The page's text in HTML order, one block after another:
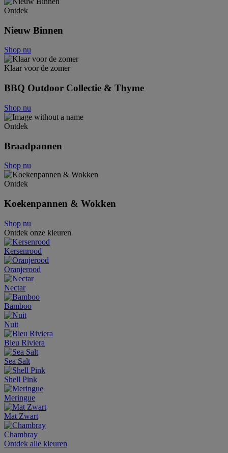
Ontdek
Nieuw Binnen
Shop nu
Klaar voor de zomer
BBQ Outdoor Collectie & Thyme
Shop nu
Ontdek
Braadpannen
Shop nu
Ontdek
Koekenpannen & Wokken
Shop nu
Ontdek onze kleuren
Kersenrood
Oranjerood
Nectar
Bamboo
Nuit
Bleu Riviera
Sea Salt
Shell Pink
Meringue
Mat Zwart
Chambray
Ontdek alle kleuren